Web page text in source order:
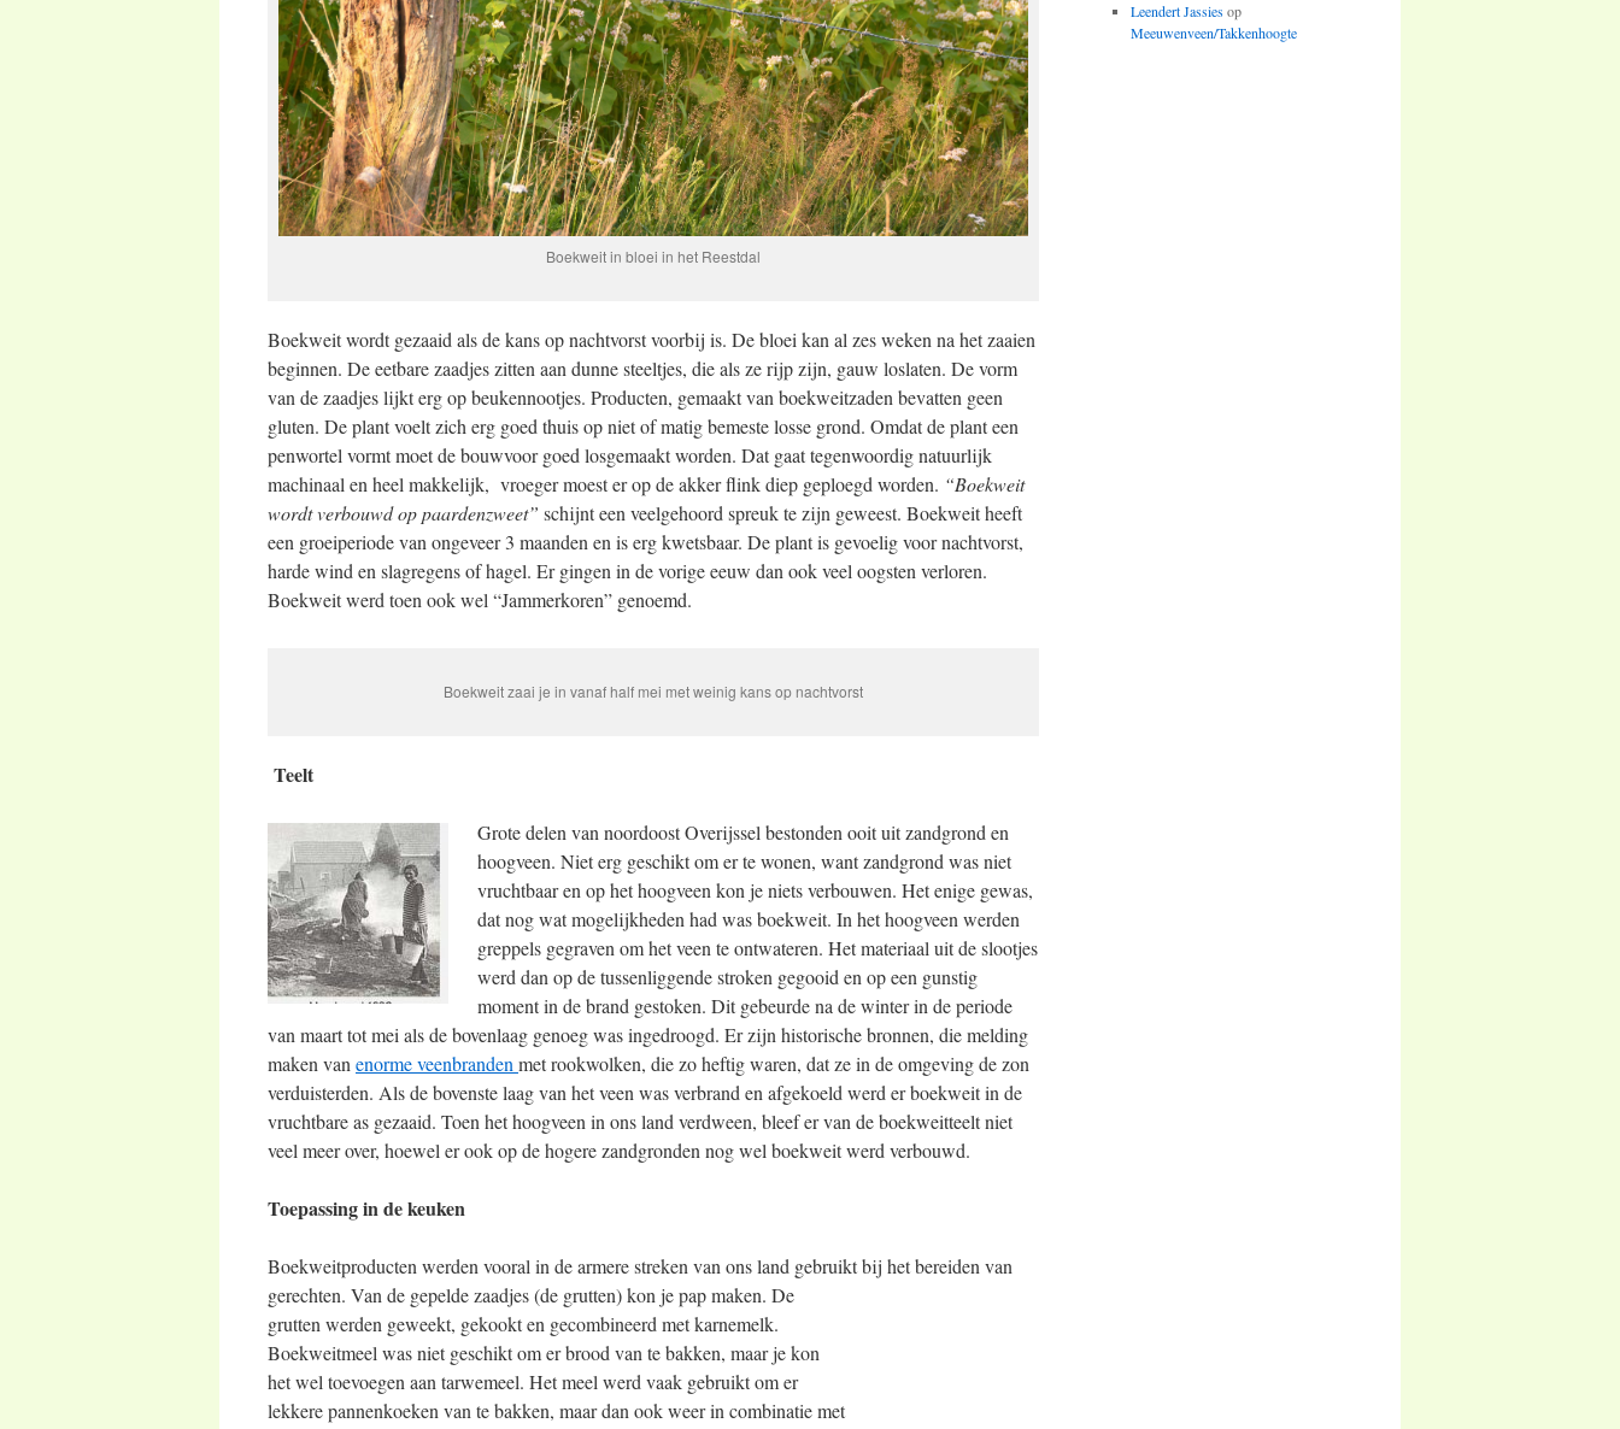
Boekweit in bloei in het Reestdal
Boekweit wordt gezaaid als de kans op nachtvorst voorbij is. De bloei kan al zes weken na het zaaien
beginnen. De eetbare zaadjes zitten aan dunne steeltjes, die als ze rijp zijn, gauw loslaten. De vorm
van de zaadjes lijkt erg op beukennootjes. Producten, gemaakt van boekweitzaden bevatten geen
gluten. De plant voelt zich erg goed thuis op niet of matig bemeste losse grond. Omdat de plant een
penwortel vormt moet de bouwvoor goed losgemaakt worden. Dat gaat tegenwoordig natuurlijk
machinaal en heel makkelijk, vroeger moest er op de akker flink diep geploegd worden. “Boekweit
wordt verbouwd op paardenzweet” schijnt een veelgehoord spreuk te zijn geweest. Boekweit heeft
een groeiperiode van ongeveer 3 maanden en is erg kwetsbaar. De plant is gevoelig voor nachtvorst,
harde wind en slagregens of hagel. Er gingen in de vorige eeuw dan ook veel oogsten verloren.
Boekweit werd toen ook wel “Jammerkoren” genoemd.
Boekweit zaai je in vanaf half mei met weinig kans op nachtvorst
Teelt
Grote delen van noordoost Overijssel bestonden ooit uit zandgrond en
hoogveen. Niet erg geschikt om er te wonen, want zandgrond was niet
vruchtbaar en op het hoogveen kon je niets verbouwen. Het enige gewas,
dat nog wat mogelijkheden had was boekweit. In het hoogveen werden
greppels gegraven om het veen te ontwateren. Het materiaal uit de slootjes
werd dan op de tussenliggende stroken gegooid en op een gunstig
moment in de brand gestoken. Dit gebeurde na de winter in de periode
van maart tot mei als de bovenlaag genoeg was ingedroogd. Er zijn historische bronnen, die melding
maken van enorme veenbranden met rookwolken, die zo heftig waren, dat ze in de omgeving de zon
verduisterden. Als de bovenste laag van het veen was verbrand en afgekoeld werd er boekweit in de
vruchtbare as gezaaid. Toen het hoogveen in ons land verdween, bleef er van de boekweitteelt niet
veel meer over, hoewel er ook op de hogere zandgronden nog wel boekweit werd verbouwd.
Toepassing in de keuken
Boekweitproducten werden vooral in de armere streken van ons land gebruikt bij het bereiden van
gerechten. Van de gepelde zaadjes (de grutten) kon je pap maken. De
grutten werden geweekt, gekookt en gecombineerd met karnemelk.
Boekweitmeel was niet geschikt om er brood van te bakken, maar je kon
het wel toevoegen aan tarwemeel. Het meel werd vaak gebruikt om er
lekkere pannenkoeken van te bakken, maar dan ook weer in combinatie met
Leendert Jassiesop
Meeuwenveen/Takkenhoogte